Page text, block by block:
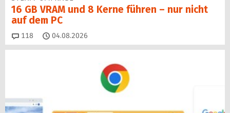
16 GB VRAM und 8 Kerne führen – nur nicht
auf dem PC
118 Kommentare
04.08.2026